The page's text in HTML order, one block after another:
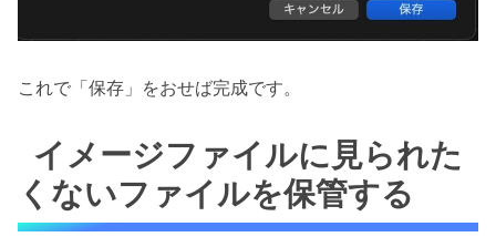
これで「保存」をおせば完成です。
イメージファイルに見られた
くないファイルを保管する